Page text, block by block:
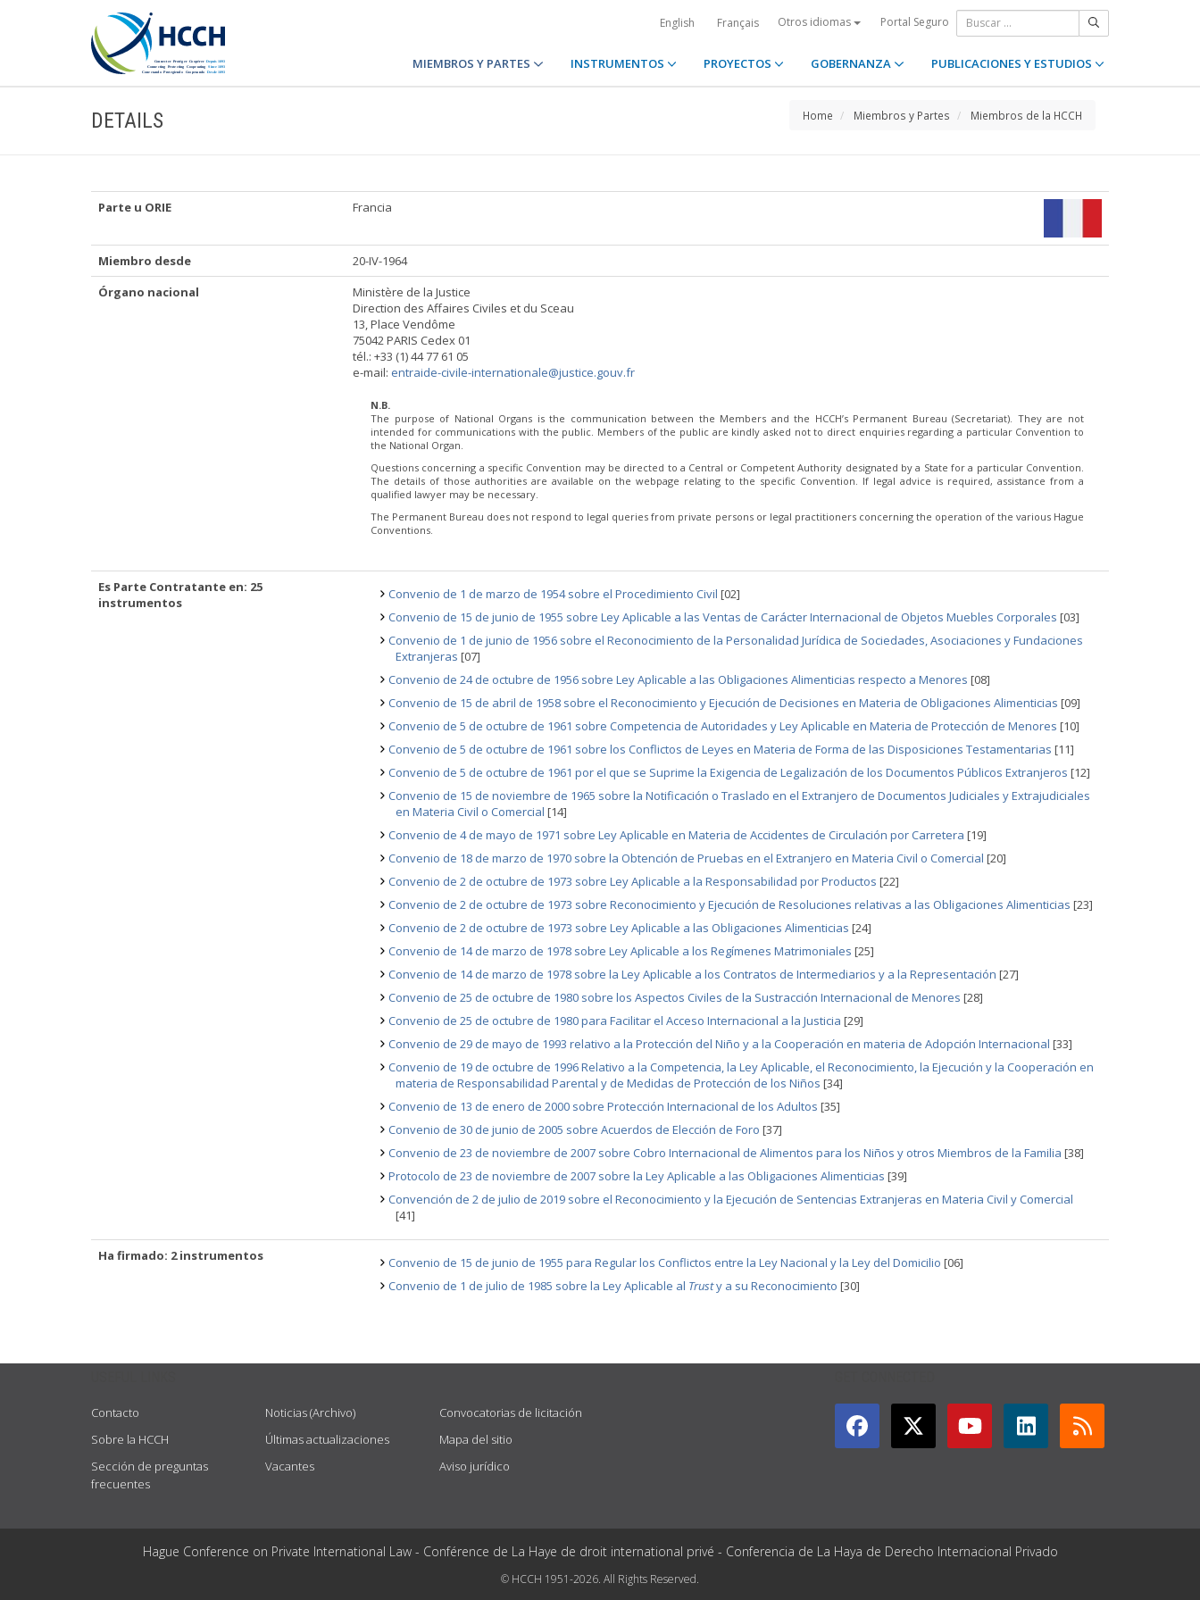
English Français Otros idiomas Portal Seguro
MIEMBROS Y PARTES INSTRUMENTOS PROYECTOS GOBERNANZA PUBLICACIONES Y ESTUDIOS
DETAILS Home Miembros y Partes Miembros de la HCCH
Parte u ORIE Francia
Miembro desde
20-IV-1964
Órgano nacional
Ministère de la Justice
Direction des Affaires Civiles et du Sceau
13, Place Vendôme
75042 PARIS Cedex 01
tél.: +33 (1) 44 77 61 05
e-mail: entraide-civile-internationale@justice.gouv.fr
N.B.
The purpose of National Organs is the communication between the Members and the HCCH’s Permanent Bureau (Secretariat). They are not
intended for communications with the public. Members of the public are kindly asked not to direct enquiries regarding a particular Convention to
the National Organ.
Questions concerning a specific Convention may be directed to a Central or Competent Authority designated by a State for a particular Convention.
The details of those authorities are available on the webpage relating to the specific Convention. If legal advice is required, assistance from a
qualified lawyer may be necessary.
The Permanent Bureau does not respond to legal queries from private persons or legal practitioners concerning the operation of the various Hague
Conventions.
Es Parte Contratante en: 25
instrumentos
Convenio de 1 de marzo de 1954 sobre el Procedimiento Civil [02]
Convenio de 15 de junio de 1955 sobre Ley Aplicable a las Ventas de Carácter Internacional de Objetos Muebles Corporales [03]
Convenio de 1 de junio de 1956 sobre el Reconocimiento de la Personalidad Jurídica de Sociedades, Asociaciones y Fundaciones
Extranjeras [07]
Convenio de 24 de octubre de 1956 sobre Ley Aplicable a las Obligaciones Alimenticias respecto a Menores [08]
Convenio de 15 de abril de 1958 sobre el Reconocimiento y Ejecución de Decisiones en Materia de Obligaciones Alimenticias [09]
Convenio de 5 de octubre de 1961 sobre Competencia de Autoridades y Ley Aplicable en Materia de Protección de Menores [10]
Convenio de 5 de octubre de 1961 sobre los Conflictos de Leyes en Materia de Forma de las Disposiciones Testamentarias [11]
Convenio de 5 de octubre de 1961 por el que se Suprime la Exigencia de Legalización de los Documentos Públicos Extranjeros [12]
Convenio de 15 de noviembre de 1965 sobre la Notificación o Traslado en el Extranjero de Documentos Judiciales y Extrajudiciales
en Materia Civil o Comercial [14]
Convenio de 4 de mayo de 1971 sobre Ley Aplicable en Materia de Accidentes de Circulación por Carretera [19]
Convenio de 18 de marzo de 1970 sobre la Obtención de Pruebas en el Extranjero en Materia Civil o Comercial [20]
Convenio de 2 de octubre de 1973 sobre Ley Aplicable a la Responsabilidad por Productos [22]
Convenio de 2 de octubre de 1973 sobre Reconocimiento y Ejecución de Resoluciones relativas a las Obligaciones Alimenticias [23]
Convenio de 2 de octubre de 1973 sobre Ley Aplicable a las Obligaciones Alimenticias [24]
Convenio de 14 de marzo de 1978 sobre Ley Aplicable a los Regímenes Matrimoniales [25]
Convenio de 14 de marzo de 1978 sobre la Ley Aplicable a los Contratos de Intermediarios y a la Representación [27]
Convenio de 25 de octubre de 1980 sobre los Aspectos Civiles de la Sustracción Internacional de Menores [28]
Convenio de 25 de octubre de 1980 para Facilitar el Acceso Internacional a la Justicia [29]
Convenio de 29 de mayo de 1993 relativo a la Protección del Niño y a la Cooperación en materia de Adopción Internacional [33]
Convenio de 19 de octubre de 1996 Relativo a la Competencia, la Ley Aplicable, el Reconocimiento, la Ejecución y la Cooperación en
materia de Responsabilidad Parental y de Medidas de Protección de los Niños [34]
Convenio de 13 de enero de 2000 sobre Protección Internacional de los Adultos [35]
Convenio de 30 de junio de 2005 sobre Acuerdos de Elección de Foro [37]
Convenio de 23 de noviembre de 2007 sobre Cobro Internacional de Alimentos para los Niños y otros Miembros de la Familia [38]
Protocolo de 23 de noviembre de 2007 sobre la Ley Aplicable a las Obligaciones Alimenticias [39]
Convención de 2 de julio de 2019 sobre el Reconocimiento y la Ejecución de Sentencias Extranjeras en Materia Civil y Comercial
[41]
Ha firmado: 2 instrumentos Convenio de 15 de junio de 1955 para Regular los Conflictos entre la Ley Nacional y la Ley del Domicilio [06]
Convenio de 1 de julio de 1985 sobre la Ley Aplicable al Trusty a su Reconocimiento [30]
Contacto
Sobre la HCCH
Sección de preguntas
frecuentes
Noticias (Archivo)
Últimas actualizaciones
Vacantes
Convocatorias de licitación
Mapa del sitio
Aviso jurídico
Hague Conference on Private International Law - Conférence de La Haye de droit international privé - Conferencia de La Haya de Derecho Internacional Privado
© HCCH 1951-2026. All Rights Reserved.